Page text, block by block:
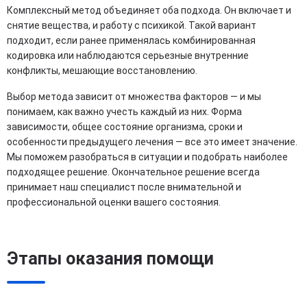
Комплексный метод объединяет оба подхода. Он включает и
снятие вещества, и работу с психикой. Такой вариант
подходит, если ранее применялась комбинированная
кодировка или наблюдаются серьезные внутренние
конфликты, мешающие восстановлению.
Выбор метода зависит от множества факторов — и мы
понимаем, как важно учесть каждый из них. Форма
зависимости, общее состояние организма, сроки и
особенности предыдущего лечения — все это имеет значение.
Мы поможем разобраться в ситуации и подобрать наиболее
подходящее решение. Окончательное решение всегда
принимает наш специалист после внимательной и
профессиональной оценки вашего состояния.
Этапы оказания помощи